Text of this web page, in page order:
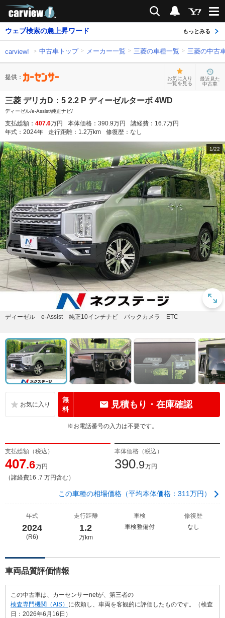
検索 通知
ウェブ検索の急上昇ワード もっとみる
carview! 中古車トップ メーカー一覧 三菱の車種一覧 三菱の中古
提供：
お気に入り
一覧を見る
最近見た
中古車
三菱 デリカD：5 2.2 P ディーゼルターボ 4WD
ディーゼル/e-Assist/純正ナビ/
支払総額： 407.6万円 本体価格： 390.9万円 諸経費： 16.7万円
年式： 2024年 走行距離： 1.2万km 修復歴： なし
1/22
ディーゼル e-Assist 純正10インチナビ バックカメラ ETC
無
料
見積もり・在庫確認
※お電話番号の入力は不要です。
支払総額（税込）
407.6万円
（諸経費16 .7 万円含む）
本体価格（税込）
390.9万円
この車種の相場価格（平均本体価格：311万円）
年式
2024
(R6)
走行距離
1.2
万km
車検
車検整備付
修復歴
なし
車両品質評価情報
この中古車は、カーセンサーnetが、第三者の
検査専門機関（AIS） に依頼し、車両を客観的に評価したものです。（検査
日：2026年6月16日）